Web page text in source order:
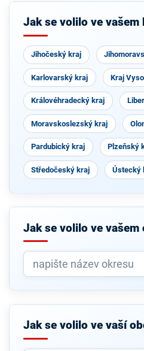
cká
Jak se volilo ve vašem
Jihočeský kraj
Karlovarský kraj Kraj
Královéhradecký kraj
Moravskoslezský kraj
Pardubický kraj Plzeňský
Středočeský kraj Ústecký
Jak se volilo ve vašem
Jak se volilo ve vaší